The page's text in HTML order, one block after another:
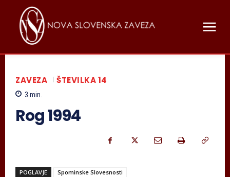
ZAVEZA ŠTEVILKA 14
3 min.
Rog 1994
POGLAVJE Spominske Slovesnosti